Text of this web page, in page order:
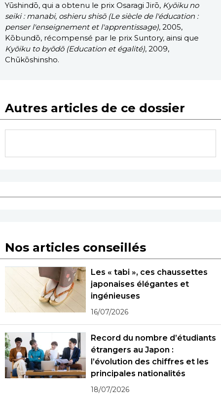
Yūshindō, qui a obtenu le prix Osaragi Jirō, Kyōiku no
seiki : manabi, oshieru shisō (Le siècle de l'éducation :
penser l'enseignement et l'apprentissage), 2005,
Kōbundō, récompensé par le prix Suntory, ainsi que
Kyōiku to byōdō (Education et égalité), 2009,
Chūkōshinsho.
Autres articles de ce dossier
Nos articles conseillés
Les « tabi », ces chaussettes
japonaises élégantes et
ingénieuses
16/07/2026
Record du nombre d’étudiants
étrangers au Japon :
l’évolution des chiffres et les
principales nationalités
18/07/2026